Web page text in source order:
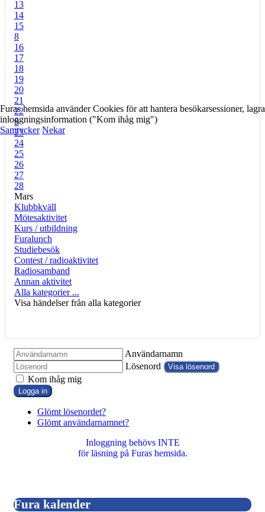
13
14
15
8
16
17
18
19
20
21
22
9
23
24
25
26
27
28
Mars
Klubbkväll
Mötesaktivitet
Kurs / utbildning
Furalunch
Studiebesök
Contest / radioaktivitet
Radiosamband
Annan aktivitet
Alla kategorier ...
Visa händelser från alla kategorier
Användarnamn
Lösenord
Visa lösenord
Kom ihåg mig
Logga in
Glömt lösenordet?
Glömt användarnamnet?
Inloggning behövs INTE
för läsning på Furas hemsida.
Fura kalender
Furas hemsida använder Cookies för att hantera besökarsessioner, lagra
inloggningsinformation ("Kom ihåg mig")
Samtycker Nekar